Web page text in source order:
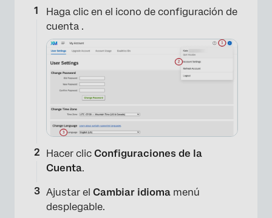
Haga clic en el icono de configuración de
cuenta .
Hacer clic Configuraciones de la
Cuenta.
Ajustar el Cambiar idioma menú
desplegable.